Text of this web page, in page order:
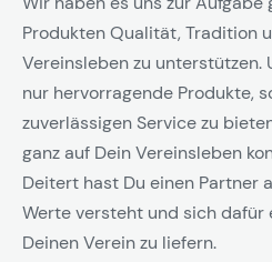
Produkten Qualität, Tradition
Vereinsleben zu unterstützen.
nur hervorragende Produkte,
zuverlässigen Service zu
ganz auf Dein Vereinsleben
Deitert hast Du einen Partner
Werte versteht und sich dafür
Deinen Verein zu liefern.